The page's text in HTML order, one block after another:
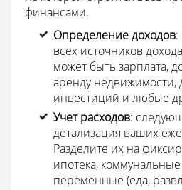
финансами.
Определение доходов:
всех источников
может быть зарплата,
аренду недвижимости,
инвестиций и любые
Учет расходов:
детализация ваших
Разделите их на
ипотека,
переменные (еда,